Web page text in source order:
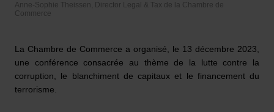
Anne-Sophie Theissen, Director Legal & Tax de la Chambre de
Commerce
La Chambre de Commerce a organisé, le 13 décembre 2023,
une conférence consacrée au thème de la lutte contre la
corruption, le blanchiment de capitaux et le financement du
terrorisme.